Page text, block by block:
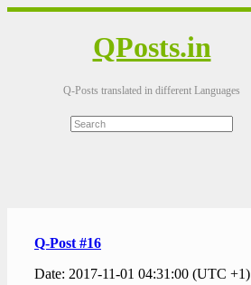
QPosts.in
Q-Posts translated in different Languages
Q-Post #16
Date: 2017-11-01 04:31:00 (UTC +1)